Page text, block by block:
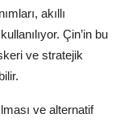
akıllı
Çin’in bu
ve stratejik
ve alternatif